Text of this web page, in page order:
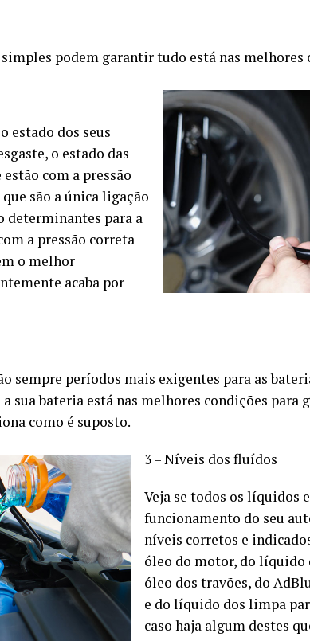
podem garantir tudo está nas melhores
estado dos seus
o estado das
com a pressão
são a única ligação
determinantes para a
a pressão correta
o melhor
acaba por
sempre períodos mais exigentes para as
sua bateria está nas melhores condições para
como é suposto.
3 – Níveis dos fluídos
Veja se todos os líquidos
funcionamento do seu
níveis corretos e
óleo do motor, do líquido
óleo dos travões, do
e do líquido dos limpa
caso haja algum destes